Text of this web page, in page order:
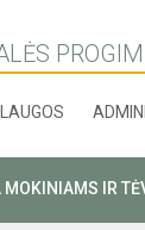
MOKINIAMS IR